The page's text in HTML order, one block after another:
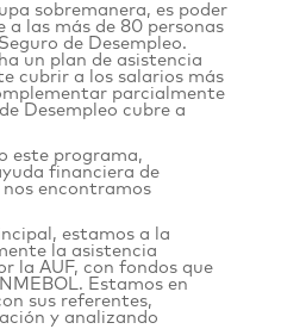
sobremanera, es poder
las más de 80 personas
de Desempleo.
un plan de asistencia
cubrir a los salarios más
parcialmente
Desempleo cubre a
este programa,
financiera de
encontramos
estamos a la
la asistencia
la AUF, con fondos que
Estamos en
sus referentes,
y analizando